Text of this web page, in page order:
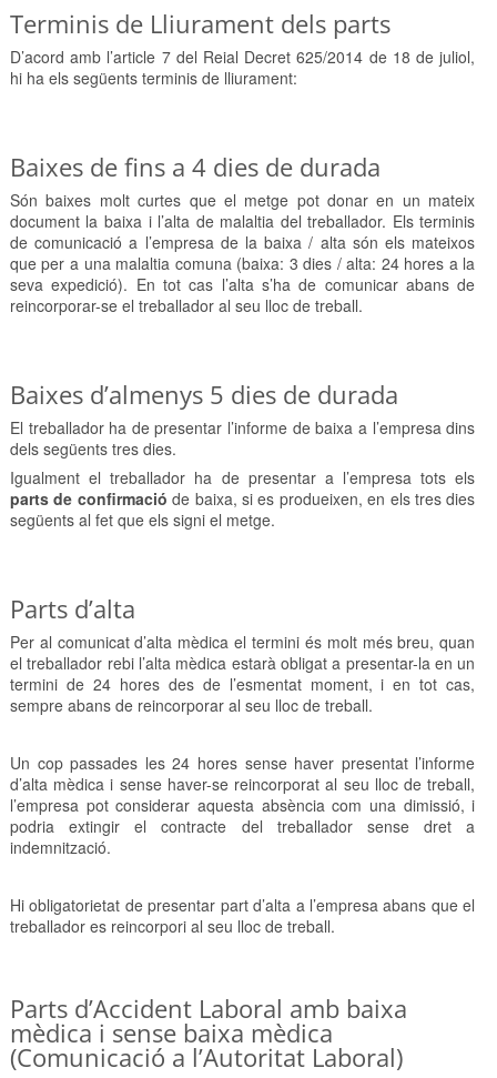
Terminis de Lliurament dels parts
D’acord amb l’article 7 del Reial Decret 625/2014 de 18 de juliol,
hi ha els següents terminis de lliurament:
Baixes de fins a 4 dies de durada
Són baixes molt curtes que el metge pot donar en un mateix
document la baixa i l’alta de malaltia del treballador. Els terminis
de comunicació a l’empresa de la baixa / alta són els mateixos
que per a una malaltia comuna (baixa: 3 dies / alta: 24 hores a la
seva expedició). En tot cas l’alta s’ha de comunicar abans de
reincorporar-se el treballador al seu lloc de treball.
Baixes d’almenys 5 dies de durada
El treballador ha de presentar l’informe de baixa a l’empresa dins
dels següents tres dies.
Igualment el treballador ha de presentar a l’empresa tots els
parts de confirmació de baixa, si es produeixen, en els tres dies
següents al fet que els signi el metge.
Parts d’alta
Per al comunicat d’alta mèdica el termini és molt més breu, quan
el treballador rebi l’alta mèdica estarà obligat a presentar-la en un
termini de 24 hores des de l’esmentat moment, i en tot cas,
sempre abans de reincorporar al seu lloc de treball.
Un cop passades les 24 hores sense haver presentat l’informe
d’alta mèdica i sense haver-se reincorporat al seu lloc de treball,
l’empresa pot considerar aquesta absència com una dimissió, i
podria extingir el contracte del treballador sense dret a
indemnització.
Hi obligatorietat de presentar part d’alta a l’empresa abans que el
treballador es reincorpori al seu lloc de treball.
Parts d’Accident Laboral amb baixa
mèdica i sense baixa mèdica
(Comunicació a l’Autoritat Laboral)